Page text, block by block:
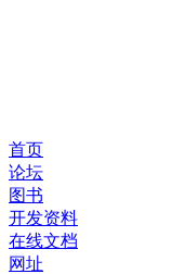
首页
论坛
图书
开发资料
在线文档
网址